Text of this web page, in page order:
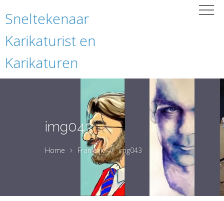
Sneltekenaar
Karikaturist en
Karikaturen
img043
Home Frankrijk img043